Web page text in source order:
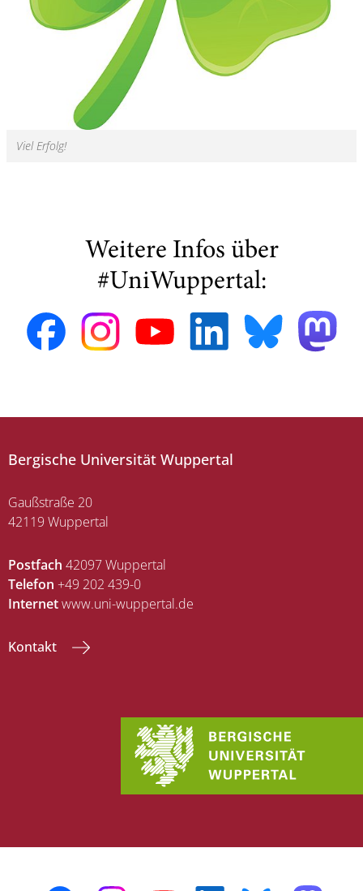
Viel Erfolg!
Weitere Infos über
#UniWuppertal:
Bergische Universität Wuppertal
Gaußstraße 20
42119 Wuppertal
Postfach 42097 Wuppertal
Telefon +49 202 439-0
Internetwww.uni-wuppertal.de
Kontakt